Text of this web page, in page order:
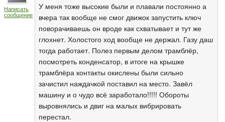
Написать
сообщение
У меня тоже высокие были и плавали постоянно а
вчера так вообще не смог движок запустить ключ
поворачиваешь он вроде как схватывает и тут же
глохнет. Холостого ход вообще не держал. Газу даш
тогда работает. Полез первым делом трамблёр,
посмотреть конденсатор, в итоге на крышке
трамблёра контакты окислены были сильно
зачистил наждачкой поставил на место. Завёл
машину и о чудо всё заработало!!!!! Обороты
выровнялись и двиг на малых вибрировать
перестал.